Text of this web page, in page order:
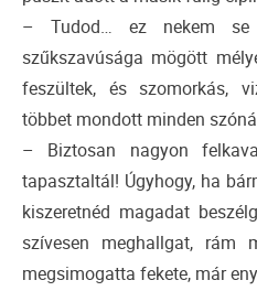
– Tudod… ez nekem
szűkszavúsága mögött
feszültek, és szomorkás,
többet mondott minden
– Biztosan nagyon
tapasztaltál! Úgyhogy, ha
kiszeretnéd magadat
szívesen meghallgat, rám
megsimogatta fekete, már